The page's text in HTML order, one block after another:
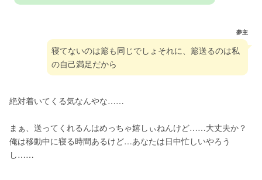
夢主
寝てないのは簓も同じでしょそれに、簓送るのは私
の自己満足だから
絶対着いてくる気なんやな……
まぁ、送ってくれるんはめっちゃ嬉しぃねんけど……大丈夫か？
俺は移動中に寝る時間あるけど…あなたは日中忙しいやろう
し……